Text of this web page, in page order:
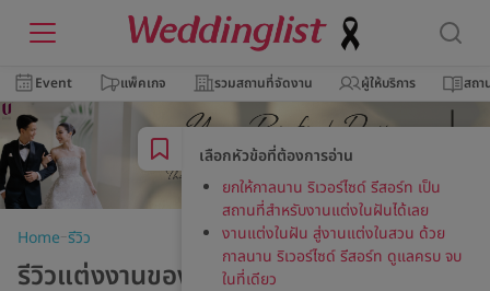
Event แพ็คเกจ รวมสถานที่จัดงาน ผู้ให้บริการ สถา
Home–รีวิว
รีวิวแต่งงานของคู่รักสายธรรมชาติ ณ กาล
เลือกหัวข้อที่ต้องการอ่าน
ยกให้กาลนาน ริเวอร์ไซด์ รีสอร์ท เป็น
สถานที่สำหรับงานแต่งในฝันได้เลย
งานแต่งในฝัน สู่งานแต่งในสวน ด้วย
กาลนาน ริเวอร์ไซด์ รีสอร์ท ดูแลครบ จบ
ในที่เดียว